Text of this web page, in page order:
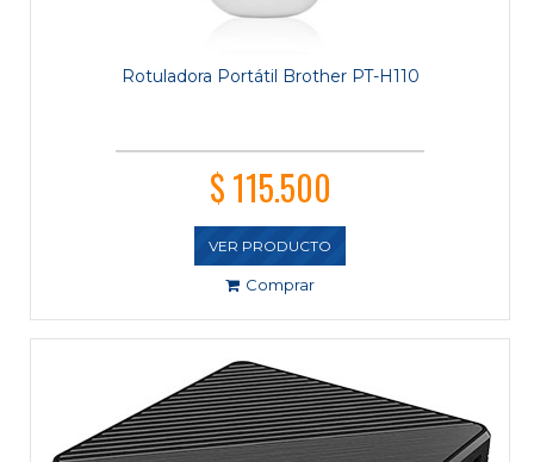
Rotuladora Portátil Brother PT-H110
$ 115.500
VER PRODUCTO
Comprar